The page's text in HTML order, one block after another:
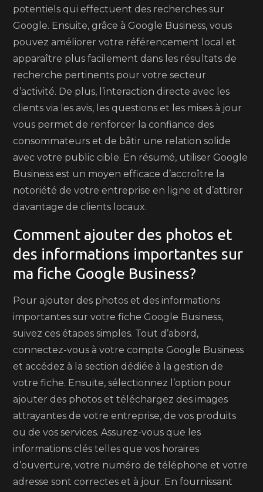
potentiels qui effectuent des recherches sur
Google. Ensuite, grâce à Google Business, vous
pouvez améliorer votre référencement local et
apparaître plus facilement dans les résultats de
recherche pertinents pour votre secteur
d’activité. De plus, l’interaction directe avec les
clients via les avis, les questions et les mises à jour
vous permet de renforcer la confiance des
consommateurs et de bâtir une relation solide
avec votre public cible. En résumé, utiliser Google
Business est un moyen efficace d’accroître la
notoriété de votre entreprise en ligne et d’attirer
davantage de clients locaux.
Comment ajouter des photos et
des informations importantes sur
ma fiche Google Business?
Pour ajouter des photos et des informations
importantes sur votre fiche Google Business,
suivez ces étapes simples. Tout d’abord,
connectez-vous à votre compte Google Business
et accédez à la section dédiée à la gestion de
votre fiche. Ensuite, sélectionnez l’option pour
ajouter des photos et téléchargez des images
attrayantes de votre entreprise, de vos produits
ou de vos services. Assurez-vous que les
informations clés telles que vos horaires
d’ouverture, votre numéro de téléphone et votre
adresse sont correctes et à jour. En fournissant